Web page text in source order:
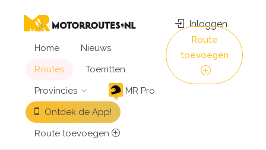
Home
Nieuws
Routes
Toerritten
Provincies
MR Pro
Ontdek de App!
Route toevoegen
Inloggen
Route
toevoegen